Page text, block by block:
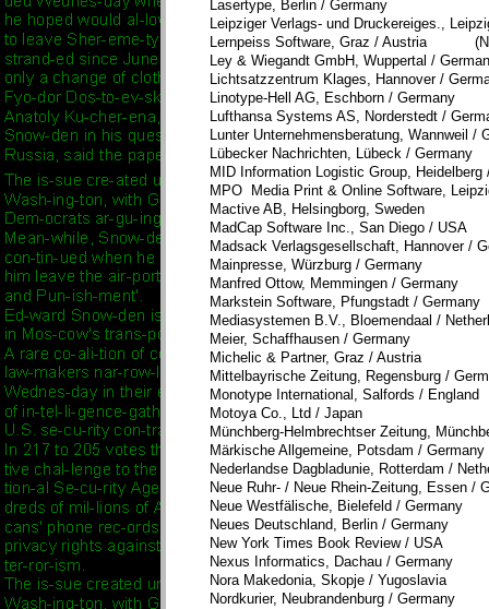
Lasertype, Berlin / Germany
Leipziger Verlags- und Druckereiges.,
Lernpeiss Software, Graz / Austria
Ley & Wiegandt GmbH, Wuppertal /
Lichtsatzzentrum Klages, Hannover /
Linotype-Hell AG, Eschborn / Germany
Lufthansa Systems AS, Norderstedt /
Lunter Unternehmensberatung, Wannweil /
Lübecker Nachrichten, Lübeck / Germany
MID Information Logistic Group,
MPO Media Print & Online Software,
Mactive AB, Helsingborg, Sweden
MadCap Software Inc., San Diego / USA
Madsack Verlagsgesellschaft, Hannover /
Mainpresse, Würzburg / Germany
Manfred Ottow, Memmingen / Germany
Markstein Software, Pfungstadt /
Mediasystemen B.V., Bloemendaal /
Meier, Schaffhausen / Germany
Michelic & Partner, Graz / Austria
Mittelbayrische Zeitung, Regensburg /
Monotype International, Salfords / England
Motoya Co., Ltd / Japan
Münchberg-Helmbrechtser Zeitung,
Märkische Allgemeine, Potsdam / Germany
Nederlandse Dagbladunie, Rotterdam /
Neue Ruhr- / Neue Rhein-Zeitung, Essen /
Neue Westfälische, Bielefeld / Germany
Neues Deutschland, Berlin / Germany
New York Times Book Review / USA
Nexus Informatics, Dachau / Germany
Nora Makedonia, Skopje / Yugoslavia
Nordkurier, Neubrandenburg / Germany